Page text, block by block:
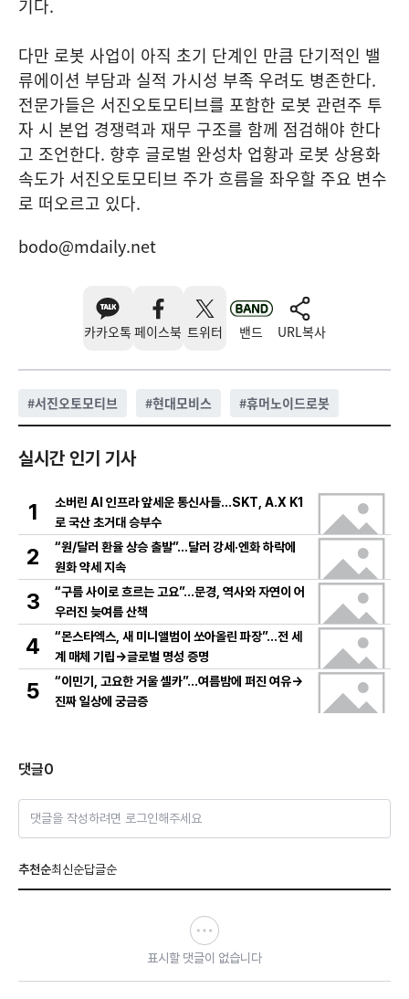
기다.
다만 로봇 사업이 아직 초기 단계인 만큼 단기적인 밸
류에이션 부담과 실적 가시성 부족 우려도 병존한다.
전문가들은 서진오토모티브를 포함한 로봇 관련주 투
자 시 본업 경쟁력과 재무 구조를 함께 점검해야 한다
고 조언한다. 향후 글로벌 완성차 업황과 로봇 상용화
속도가 서진오토모티브 주가 흐름을 좌우할 주요 변수
로 떠오르고 있다.
bodo@mdaily.net
카카오톡 페이스북 트위터 밴드 URL복사
#서진오토모티브 #현대모비스 #휴머노이드로봇
실시간 인기 기사
1
소버린 AI 인프라 앞세운 통신사들…SKT, A.X K1
로 국산 초거대 승부수
2
“원/달러 환율 상승 출발”…달러 강세·엔화 하락에
원화 약세 지속
3
“구름 사이로 흐르는 고요”…문경, 역사와 자연이 어
우러진 늦여름 산책
4
“몬스타엑스, 새 미니앨범이 쏘아올린 파장”…전 세
계 매체 기립→글로벌 명성 증명
5
“이민기, 고요한 거울 셀카”…여름밤에 퍼진 여유→
진짜 일상에 궁금증
댓글0
댓글을 작성하려면 로그인해주세요
추천순최신순답글순
표시할 댓글이 없습니다